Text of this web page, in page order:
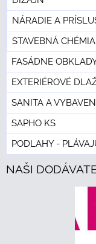
NÁRADIE A
STAVEBNÁ CHÉMIA
FASÁDNE
EXTERIÉROVÉ
SANITA A
SAPHO KS
PODLAHY -
NAŠI